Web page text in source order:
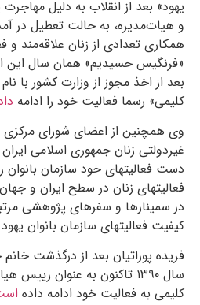
یهود» بعد از انقلاب به دلیل
و هیات‌مدیره، به حالت تعطیل در
همکاری تعدادی از زنان علاقه‌مند و
«فرنگیس حسیدیم» همان سال این
بعد از اخذ مجوز از وزارت کشور با
کلیمی» رسما فعالیت خود را ادامه داد
وی همچنین از اعضای شورای مرکزی
غیردولتی زنان جمهوری اسلامی
دست فعالیتهای خود سازمان بانوان
فعالیتهای زنان در سطح ایران و
در سمینارها و سفرهای پژوهشی
کیفیت فعالیتهای سازمان بانوان
فریده پوراتیان بعد از درگذشت
سال ۱۳۹۰تاکنون به عنوان رییس
کلیمی به فعالیت خود ادامه داده